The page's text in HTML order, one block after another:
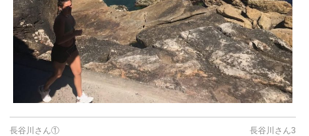
長谷川さん① 長谷川さん3